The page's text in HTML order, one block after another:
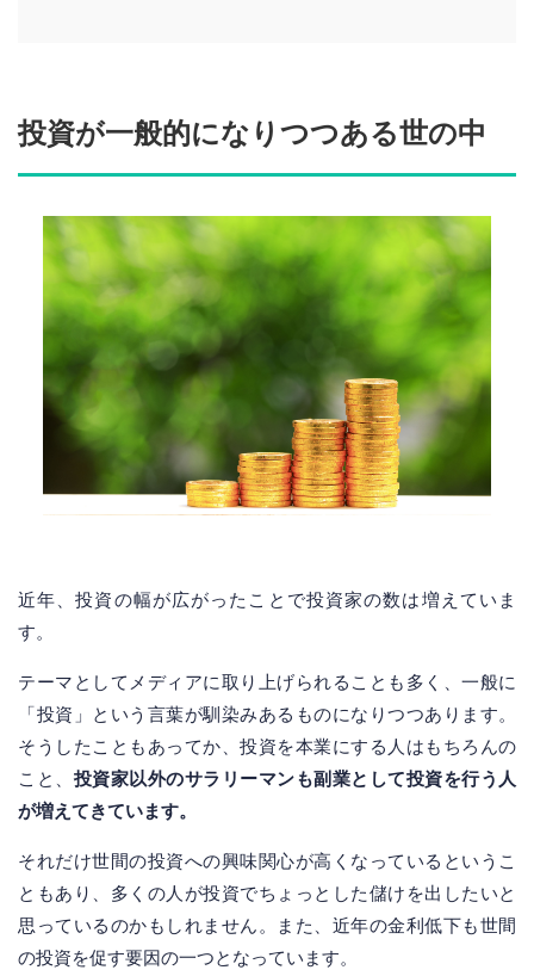
投資が一般的になりつつある世の中
近年、投資の幅が広がったことで投資家の数は増えていま
す。
テーマとしてメディアに取り上げられることも多く、一般に
「投資」という言葉が馴染みあるものになりつつあります。
そうしたこともあってか、投資を本業にする人はもちろんの
こと、 投資家以外のサラリーマンも副業として投資を行う人
が増えてきています。
それだけ世間の投資への興味関心が高くなっているというこ
ともあり、多くの人が投資でちょっとした儲けを出したいと
思っているのかもしれません。また、近年の金利低下も世間
の投資を促す要因の一つとなっています。